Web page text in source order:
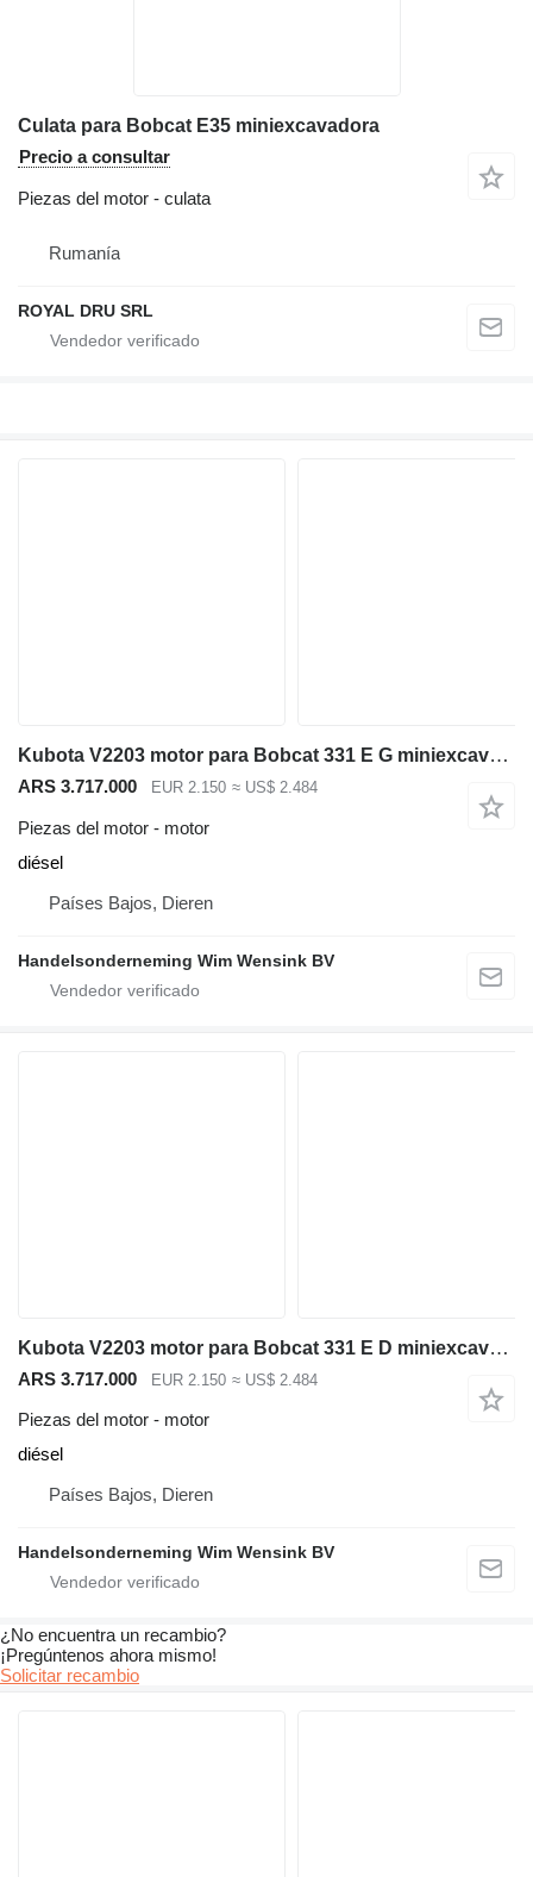
Culata para Bobcat E35 miniexcavadora
Precio a consultar
Piezas del motor - culata
Rumanía
ROYAL DRU SRL
Kubota V2203 motor para Bobcat 331 E G miniexcavadora
ARS 3.717.000 EUR 2.150 ≈ US$ 2.484
Piezas del motor - motor
diésel
Países Bajos, Dieren
Handelsonderneming Wim Wensink BV
Kubota V2203 motor para Bobcat 331 E D miniexcavadora
ARS 3.717.000 EUR 2.150 ≈ US$ 2.484
Piezas del motor - motor
diésel
Países Bajos, Dieren
Handelsonderneming Wim Wensink BV
¿No encuentra un recambio?
¡Pregúntenos ahora mismo!
Solicitar recambio